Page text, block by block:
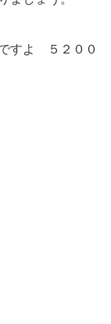
すよ ５２００